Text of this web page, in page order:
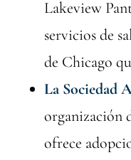
Lakeview
servicios de
de Chicago
La Sociedad
organización
ofrece